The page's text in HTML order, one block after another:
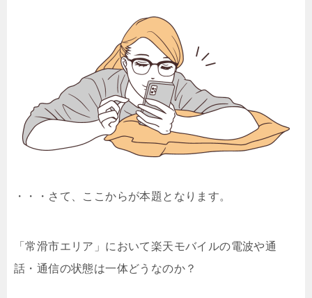
・・・さて、ここからが本題となります。
「常滑市エリア」において楽天モバイルの電波や通
話・通信の状態は一体どうなのか？